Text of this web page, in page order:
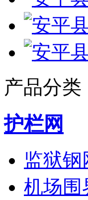
产品分类
护栏网
监狱钢
机场围